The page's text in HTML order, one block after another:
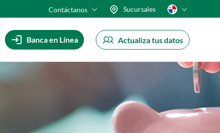
Contáctanos Sucursales
Banca en Línea Actualiza tus datos